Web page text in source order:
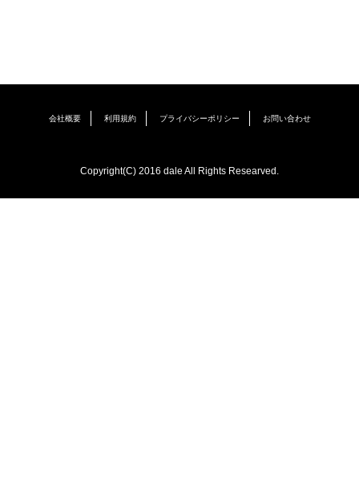
会社概要 利用規約 プライバシーポリシー お問い合わせ
Copyright(C) 2016 dale All Rights Researved.